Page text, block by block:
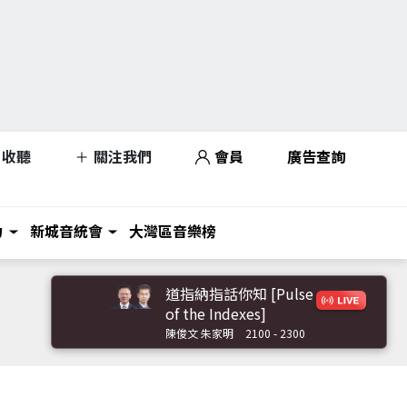
收聽 關注我們 會員 廣告查詢
新城音統會 大灣區音樂榜
道指納指話你知 [Pulse
of the Indexes]
陳俊文 朱家明 2100 - 2300